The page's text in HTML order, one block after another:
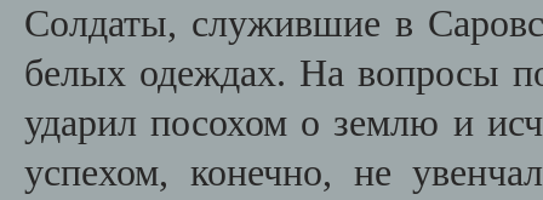
Солдаты, служившие в
белых одеждах. На вопросы
ударил посохом о землю и
успехом, конечно, не